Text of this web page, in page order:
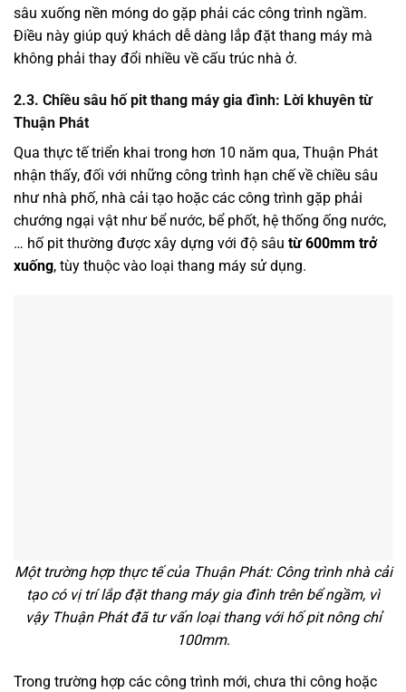
sâu xuống nền móng do gặp phải các công trình ngầm.
Điều này giúp quý khách dễ dàng lắp đặt thang máy mà
không phải thay đổi nhiều về cấu trúc nhà ở.
2.3. Chiều sâu hố pit thang máy gia đình: Lời khuyên từ
Thuận Phát
Qua thực tế triển khai trong hơn 10 năm qua, Thuận Phát
nhận thấy, đối với những công trình hạn chế về chiều sâu
như nhà phố, nhà cải tạo hoặc các công trình gặp phải
chướng ngại vật như bể nước, bể phốt, hệ thống ống nước,
… hố pit thường được xây dựng với độ sâu từ 600mm trở
xuống, tùy thuộc vào loại thang máy sử dụng.
Một trường hợp thực tế của Thuận Phát: Công trình nhà cải
tạo có vị trí lắp đặt thang máy gia đình trên bể ngầm, vì
vậy Thuận Phát đã tư vấn loại thang với hố pit nông chỉ
100mm.
Trong trường hợp các công trình mới, chưa thi công hoặc